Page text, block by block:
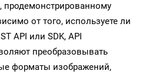
продемонстрированному
от того, используете ли
API или SDK, API
преобразовывать
форматы изображений,